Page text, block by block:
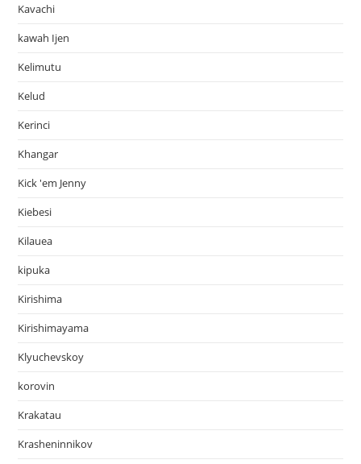
Kavachi
kawah Ijen
Kelimutu
Kelud
Kerinci
Khangar
Kick 'em Jenny
Kiebesi
Kilauea
kipuka
Kirishima
Kirishimayama
Klyuchevskoy
korovin
Krakatau
Krasheninnikov